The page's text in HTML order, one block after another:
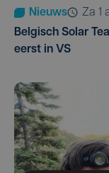
Nieuws
za
Belgisch Solar
eerst in VS